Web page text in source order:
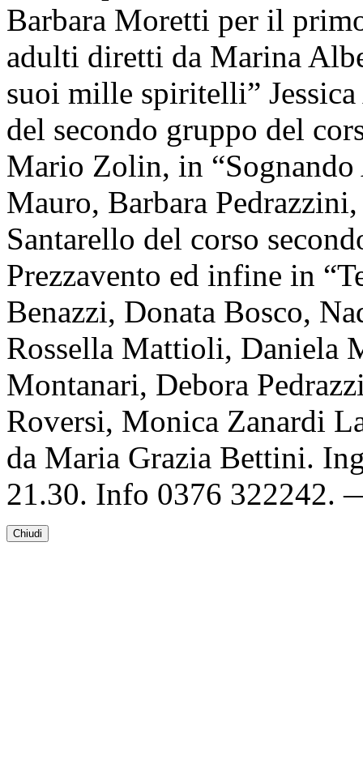
Barbara Moretti per il
adulti diretti da Marina
suoi mille spiritelli”
del secondo gruppo del
Mario Zolin, in
Mauro, Barbara
Santarello del corso
Prezzavento ed infine in
Benazzi, Donata Bosco,
Rossella Mattioli, Daniela
Montanari, Debora
Roversi, Monica Zanardi
da Maria Grazia Bettini.
21.30. Info 0376 322242.
Chiudi